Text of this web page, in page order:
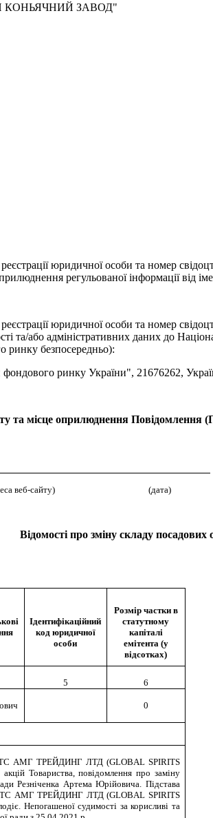
ЗАВОД"
юридичної особи та номер
регульованої інформації від
юридичної особи та номер
та/або адміністративних даних до
ринку безпосередньо):
ринку України", 21676262,
та місце оприлюднення Повідомлення
веб-сайту) (дата)
Відомості про зміну складу посадових
Ідентифікаційний
код юридичної
особи
Розмір частки в
статутному
капіталі
емітента (у
відсотках)
5 6
0
АМГ ТРЕЙДИНГ ЛТД (GLOBAL SPIRITS
Товариства, повідомлення про заміну
Резніченка Артема Юрійовича. Підстава
АМГ ТРЕЙДИНГ ЛТД (GLOBAL SPIRITS
Непогашеної судимості за корисливі та